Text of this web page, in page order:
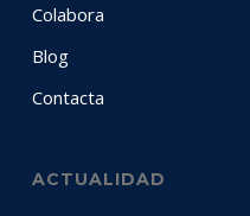
Colabora
Blog
Contacta
ACTUALIDAD